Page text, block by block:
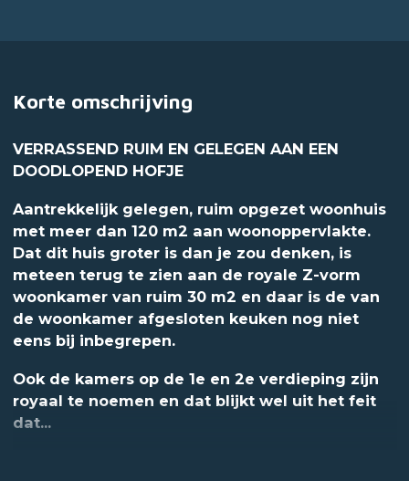
Korte omschrijving
VERRASSEND RUIM EN GELEGEN AAN EEN
DOODLOPEND HOFJE
Aantrekkelijk gelegen, ruim opgezet woonhuis
met meer dan 120 m2 aan woonoppervlakte.
Dat dit huis groter is dan je zou denken, is
meteen terug te zien aan de royale Z-vorm
woonkamer van ruim 30 m2 en daar is de van
de woonkamer afgesloten keuken nog niet
eens bij inbegrepen.
Ook de kamers op de 1e en 2e verdieping zijn
royaal te noemen en dat blijkt wel uit het feit
dat...